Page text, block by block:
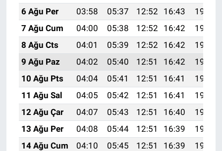
6 Ağu Per
03:58 05:37 12:52 16:43
19:57
7 Ağu Cum
04:00 05:38 12:52 16:42
19:55
8 Ağu Cts
04:01 05:39 12:52 16:42
19:54
9 Ağu Paz
04:02 05:40 12:51 16:42
19:53
10 Ağu Pts
04:04 05:41 12:51 16:41
19:52
11 Ağu Sal
04:05 05:42 12:51 16:41
19:51
12 Ağu Çar
04:07 05:43 12:51 16:40
19:49
13 Ağu Per
04:08 05:44 12:51 16:39
19:48
14 Ağu Cum
04:10 05:45 12:51 16:39
19:47